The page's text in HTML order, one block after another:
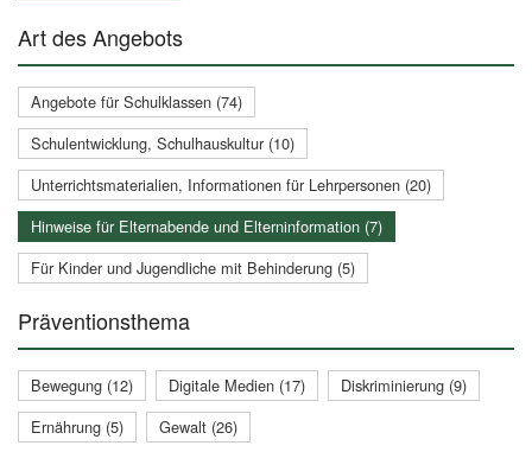
Art des Angebots
Angebote für Schulklassen (74)
Schulentwicklung, Schulhauskultur (10)
Unterrichtsmaterialien, Informationen für Lehrpersonen (20)
Hinweise für Elternabende und Elterninformation (7)
Für Kinder und Jugendliche mit Behinderung (5)
Präventionsthema
Bewegung (12) Digitale Medien (17)
Diskriminierung (9)
Ernährung (5)
Gewalt (26)